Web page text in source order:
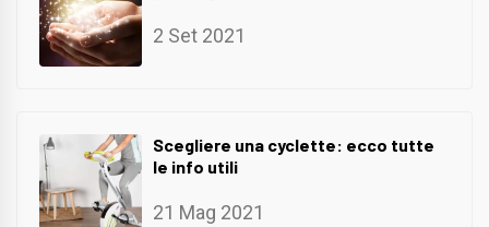
2 Set 2021
Scegliere una cyclette: ecco tutte
le info utili
21 Mag 2021